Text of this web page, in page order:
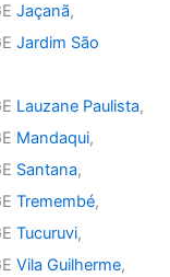
Jaçanã,
Jardim São
Lauzane Paulista,
Mandaqui,
Santana,
Tremembé,
Tucuruvi,
Vila Guilherme,